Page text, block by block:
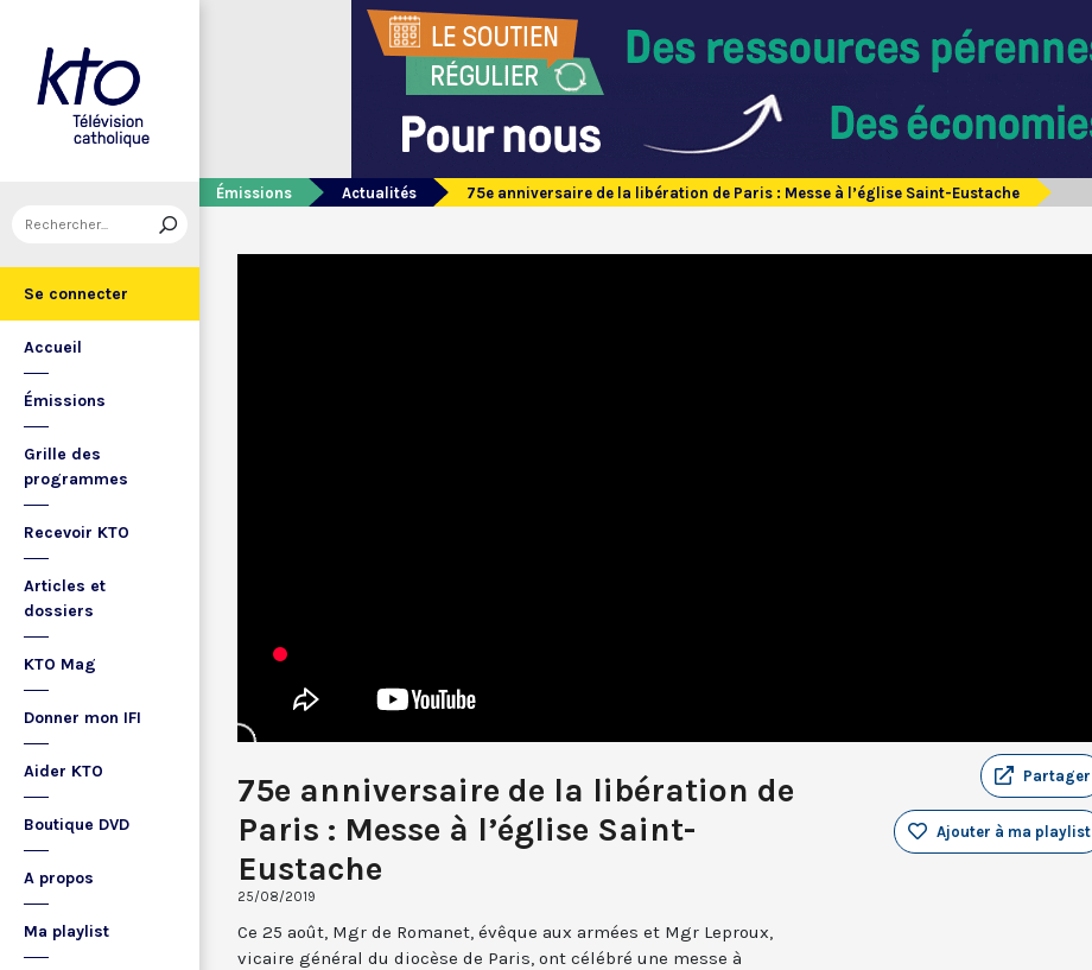
Se connecter
Accueil
Émissions
Grille des
programmes
Recevoir KTO
Articles et
dossiers
KTO Mag
Donner mon IFI
Aider KTO
Boutique DVD
A propos
Ma playlist
Émissions Actualités 75e anniversaire de la libération de Paris : Messe à l’église Saint-Eustache
75e anniversaire de la libération de
Paris : Messe à l’église Saint-
Eustache
25/08/2019
Partager
Ajouter à ma playlist
Ce 25 août, Mgr de Romanet, évêque aux armées et Mgr Leproux,
vicaire général du diocèse de Paris, ont célébré une messe à